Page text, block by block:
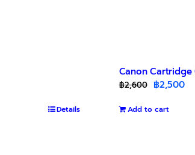
Details
Canon Cartridge
฿2,600 Original
was:
฿2,500
Add to cart